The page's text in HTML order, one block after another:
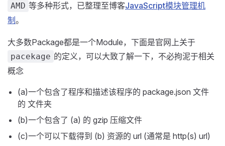
AMD 等多种形式，已整理至博客JavaScript模块管理机
制 。
大多数Package都是一个Module，下面是官网上关于
pacekage 的定义，可以大致了解一下，不必拘泥于相关
概念
(a)一个包含了程序和描述该程序的 package.json 文件
的 文件夹
(b)一个包含了 (a) 的 gzip 压缩文件
(c)一个可以下载得到 (b) 资源的 url (通常是 http(s) url)